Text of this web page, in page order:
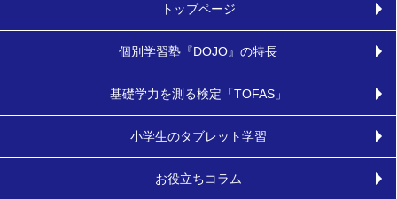
トップページ
個別学習塾『DOJO』の特長
基礎学力を測る検定「TOFAS」
小学生のタブレット学習
お役立ちコラム